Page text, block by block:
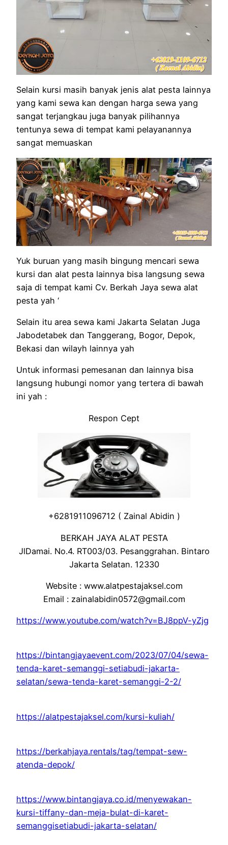
Selain kursi masih banyak jenis alat pesta lainnya
yang kami sewa kan dengan harga sewa yang
sangat terjangkau juga banyak pilihannya
tentunya sewa di tempat kami pelayanannya
sangat memuaskan
Yuk buruan yang masih bingung mencari sewa
kursi dan alat pesta lainnya bisa langsung sewa
saja di tempat kami Cv. Berkah Jaya sewa alat
pesta yah ‘
Selain itu area sewa kami Jakarta Selatan Juga
Jabodetabek dan Tanggerang, Bogor, Depok,
Bekasi dan wilayh lainnya yah
Untuk informasi pemesanan dan lainnya bisa
langsung hubungi nomor yang tertera di bawah
ini yah :
Respon Cept
+6281911096712 ( Zainal Abidin )
BERKAH JAYA ALAT PESTA
JlDamai. No.4. RT003/03. Pesanggrahan. Bintaro
Jakarta Selatan. 12330
Website : www.alatpestajaksel.com
Email : zainalabidin0572@gmail.com
https://www.youtube.com/watch?v=BJ8ppV-yZjg
https://bintangjayaevent.com/2023/07/04/sewa-
tenda-karet-semanggi-setiabudi-jakarta-
selatan/sewa-tenda-karet-semanggi-2-2/
https://alatpestajaksel.com/kursi-kuliah/
https://berkahjaya.rentals/tag/tempat-sew-
atenda-depok/
https://www.bintangjaya.co.id/menyewakan-
kursi-tiffany-dan-meja-bulat-di-karet-
semanggisetiabudi-jakarta-selatan/